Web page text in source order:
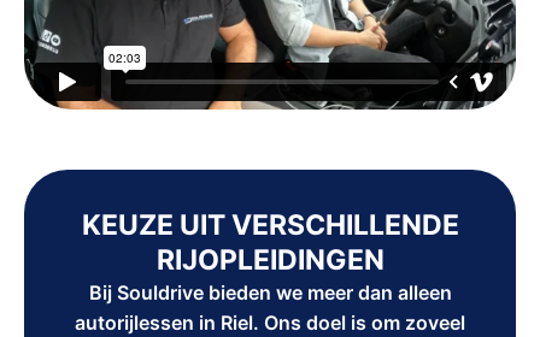
KEUZE UIT VERSCHILLENDE
RIJOPLEIDINGEN
Bij Souldrive bieden we meer dan alleen
autorijlessen in Riel. Ons doel is om zoveel